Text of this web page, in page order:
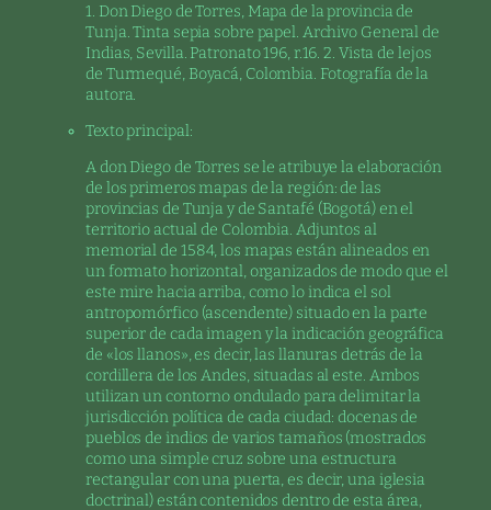
1. Don Diego de Torres, Mapa de la provincia de
Tunja. Tinta sepia sobre papel. Archivo General de
Indias, Sevilla. Patronato 196, r.16. 2. Vista de lejos
de Turmequé, Boyacá, Colombia. Fotografía de la
autora.
Texto principal:
A don Diego de Torres se le atribuye la elaboración
de los primeros mapas de la región: de las
provincias de Tunja y de Santafé (Bogotá) en el
territorio actual de Colombia. Adjuntos al
memorial de 1584, los mapas están alineados en
un formato horizontal, organizados de modo que el
este mire hacia arriba, como lo indica el sol
antropomórfico (ascendente) situado en la parte
superior de cada imagen y la indicación geográfica
de «los llanos», es decir, las llanuras detrás de la
cordillera de los Andes, situadas al este. Ambos
utilizan un contorno ondulado para delimitar la
jurisdicción política de cada ciudad: docenas de
pueblos de indios de varios tamaños (mostrados
como una simple cruz sobre una estructura
rectangular con una puerta, es decir, una iglesia
doctrinal) están contenidos dentro de esta área,